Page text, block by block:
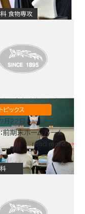
食物専攻
トピックス
月22日
前期末ホームルーム
read more